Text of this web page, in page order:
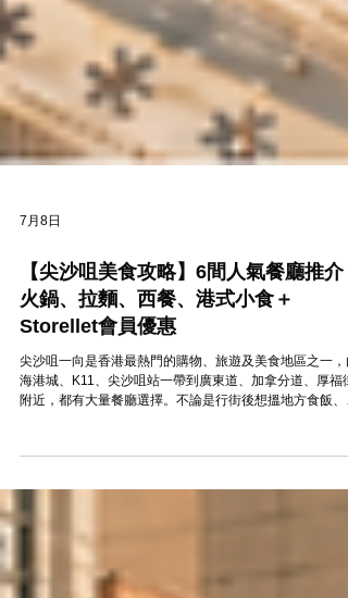
7月8日
【尖沙咀美食攻略】6間人氣餐廳推介
火鍋、拉麵、西餐、港式小食＋
Storellet會員優惠
附近，都有大量餐廳選擇。不論是行街後想搵地方食飯、
飲杯野，尖沙咀都有不少選擇。 如果你正在搜尋 尖沙咀美
食、尖沙咀餐廳推介、尖沙咀晚餐、尖沙咀火鍋、尖沙咀
麵、尖沙咀西餐 或 尖沙咀餐廳優惠，今次 Storellet 為你整
理 6 間尖沙咀人氣餐廳，涵蓋中式酒樓、上海菜、台式火
鍋、日式拉麵、西餐及港式小食。出發前可以先睇定餐廳
色同會員優惠，食得更精明。 1. 璟瓏軒｜尖沙咀中式酒樓